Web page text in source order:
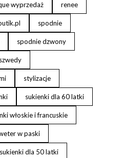
wyprzedaż renee
spodnie
spodnie dzwony
stylizacje
sukienki dla 60 latki
włoskie i francuskie
w paski
dla 50 latki